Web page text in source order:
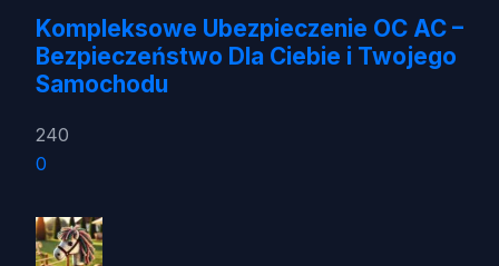
Kompleksowe Ubezpieczenie OC AC –
Bezpieczeństwo Dla Ciebie i Twojego
Samochodu
240
0